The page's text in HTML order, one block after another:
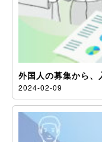
外国人の募集から
2024-02-09